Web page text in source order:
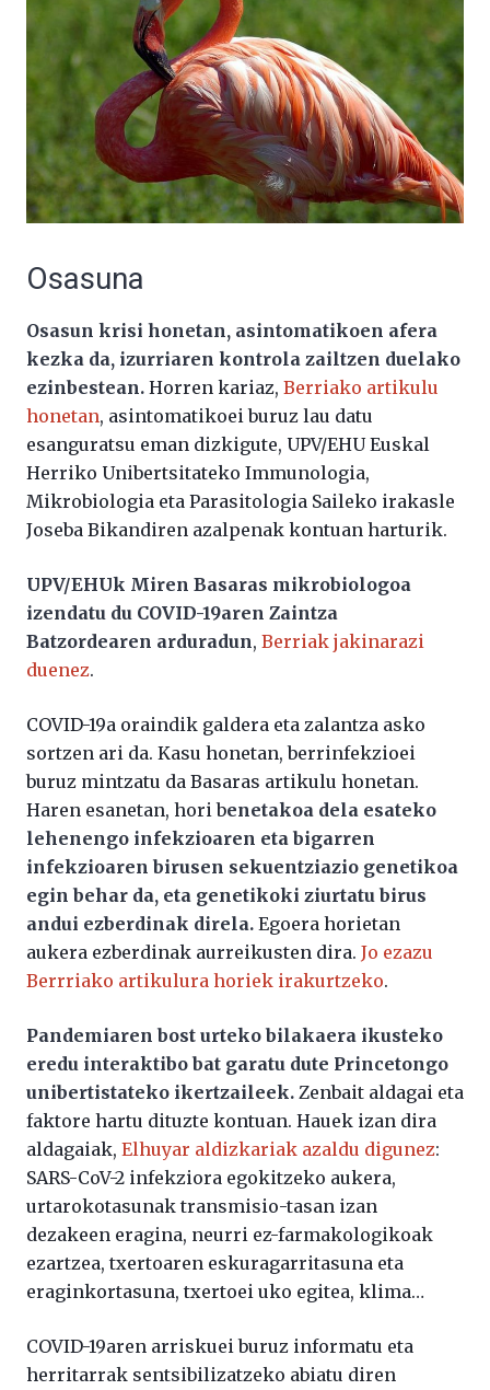
Osasuna
Osasun krisi honetan, asintomatikoen afera
kezka da, izurriaren kontrola zailtzen duelako
ezinbestean. Horren kariaz, Berriako artikulu
honetan, asintomatikoei buruz lau datu
esanguratsu eman dizkigute, UPV/EHU Euskal
Herriko Unibertsitateko Immunologia,
Mikrobiologia eta Parasitologia Saileko irakasle
Joseba Bikandiren azalpenak kontuan harturik.
UPV/EHUk Miren Basaras mikrobiologoa
izendatu du COVID-19aren Zaintza
Batzordearen arduradun, Berriak jakinarazi
duenez.
COVID-19a oraindik galdera eta zalantza asko
sortzen ari da. Kasu honetan, berrinfekzioei
buruz mintzatu da Basaras artikulu honetan.
Haren esanetan, hori benetakoa dela esateko
lehenengo infekzioaren eta bigarren
infekzioaren birusen sekuentziazio genetikoa
egin behar da, eta genetikoki ziurtatu birus
andui ezberdinak direla. Egoera horietan
aukera ezberdinak aurreikusten dira. Jo ezazu
Berrriako artikulura horiek irakurtzeko.
Pandemiaren bost urteko bilakaera ikusteko
eredu interaktibo bat garatu dute Princetongo
unibertistateko ikertzaileek. Zenbait aldagai eta
faktore hartu dituzte kontuan. Hauek izan dira
aldagaiak, Elhuyar aldizkariak azaldu digunez:
SARS-CoV-2 infekziora egokitzeko aukera,
urtarokotasunak transmisio-tasan izan
dezakeen eragina, neurri ez-farmakologikoak
ezartzea, txertoaren eskuragarritasuna eta
eraginkortasuna, txertoei uko egitea, klima…
COVID-19aren arriskuei buruz informatu eta
herritarrak sentsibilizatzeko abiatu diren